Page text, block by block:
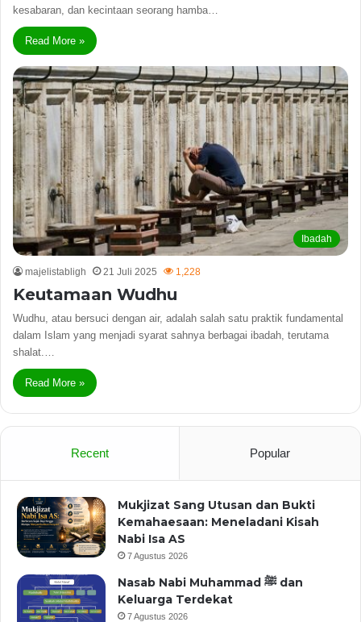
kesabaran, dan kecintaan seorang hamba…
Read More »
Ibadah
majelistabligh 21 Juli 2025 1,228
Keutamaan Wudhu
Wudhu, atau bersuci dengan air, adalah salah satu praktik fundamental
dalam Islam yang menjadi syarat sahnya berbagai ibadah, terutama
shalat.…
Read More »
Recent Popular
Mukjizat Sang Utusan dan Bukti
Kemahaesaan: Meneladani Kisah
Nabi Isa AS
7 Agustus 2026
Nasab Nabi Muhammad ﷺ dan
Keluarga Terdekat
7 Agustus 2026